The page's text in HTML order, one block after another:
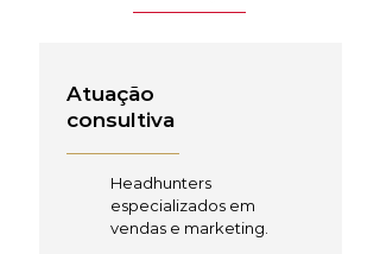
Atuação
consultiva
Headhunters
especializados em
vendas e marketing.